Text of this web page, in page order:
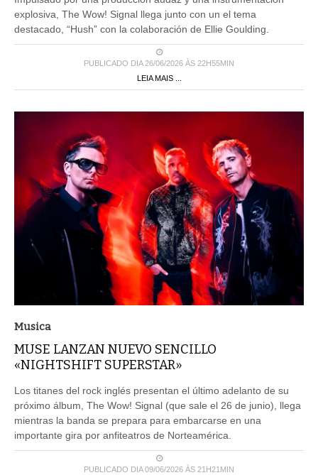
explosiva, The Wow! Signal llega junto con un el tema
destacado, “Hush” con la colaboración de Ellie Goulding.
PUBLICADO DIA 26/06/2026 ÀS 22H55MIN
LEIA MAIS ...
Musica
MUSE LANZAN NUEVO SENCILLO
«NIGHTSHIFT SUPERSTAR»
Los titanes del rock inglés presentan el último adelanto de su
próximo álbum, The Wow! Signal (que sale el 26 de junio), llega
mientras la banda se prepara para embarcarse en una
importante gira por anfiteatros de Norteamérica.
PUBLICADO DIA 09/06/2026 ÀS 21H21MIN